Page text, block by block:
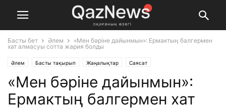
Басты бет Әлем
«Мен бәріне дайынмын»: Ермактың балгермен
хат алмасуы сотта жария болды
Әлем Басты тақырып Жаңалықтар Саясат
«Мен бәріне дайынмын»:
Ермактың балгермен хат